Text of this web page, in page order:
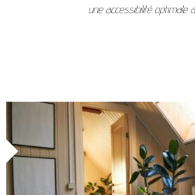
une accessibilité optimale